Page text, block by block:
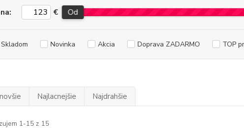
€ Od
Skladom Novinka Akcia Doprava ZADARMO TOP
Najlacnejšie Najdrahšie
1-15 z 15